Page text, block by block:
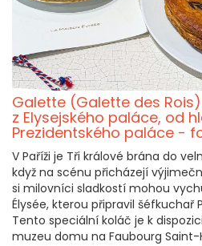
Galette (Galette des
z Elysejského paláce, od
Prezidentského paláce -
V Paříži je Tři králové brána do
když na scénu přicházejí
si milovníci sladkostí mohou
Élysée, kterou připravil šéfkuchař
Tento speciální koláč je k
muzeu domu na Faubourg Saint-